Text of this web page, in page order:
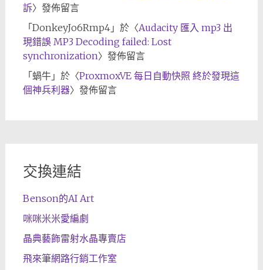
訴〉發佈留言
「 DonkeyJo6Rmp4」於〈Audacity 匯入 mp3 出
現錯誤 MP3 Decoding failed: Lost
synchronization〉發佈留言
「 蝸牛」於〈ProxmoxVE 每日自動快照 終於發現這
個神兵利器〉發佈留言
交換連結
Benson的AI Art
咪咪米米愛編劇
晶典藝飾雷射水晶專賣店
飛來筆網路行銷工作室